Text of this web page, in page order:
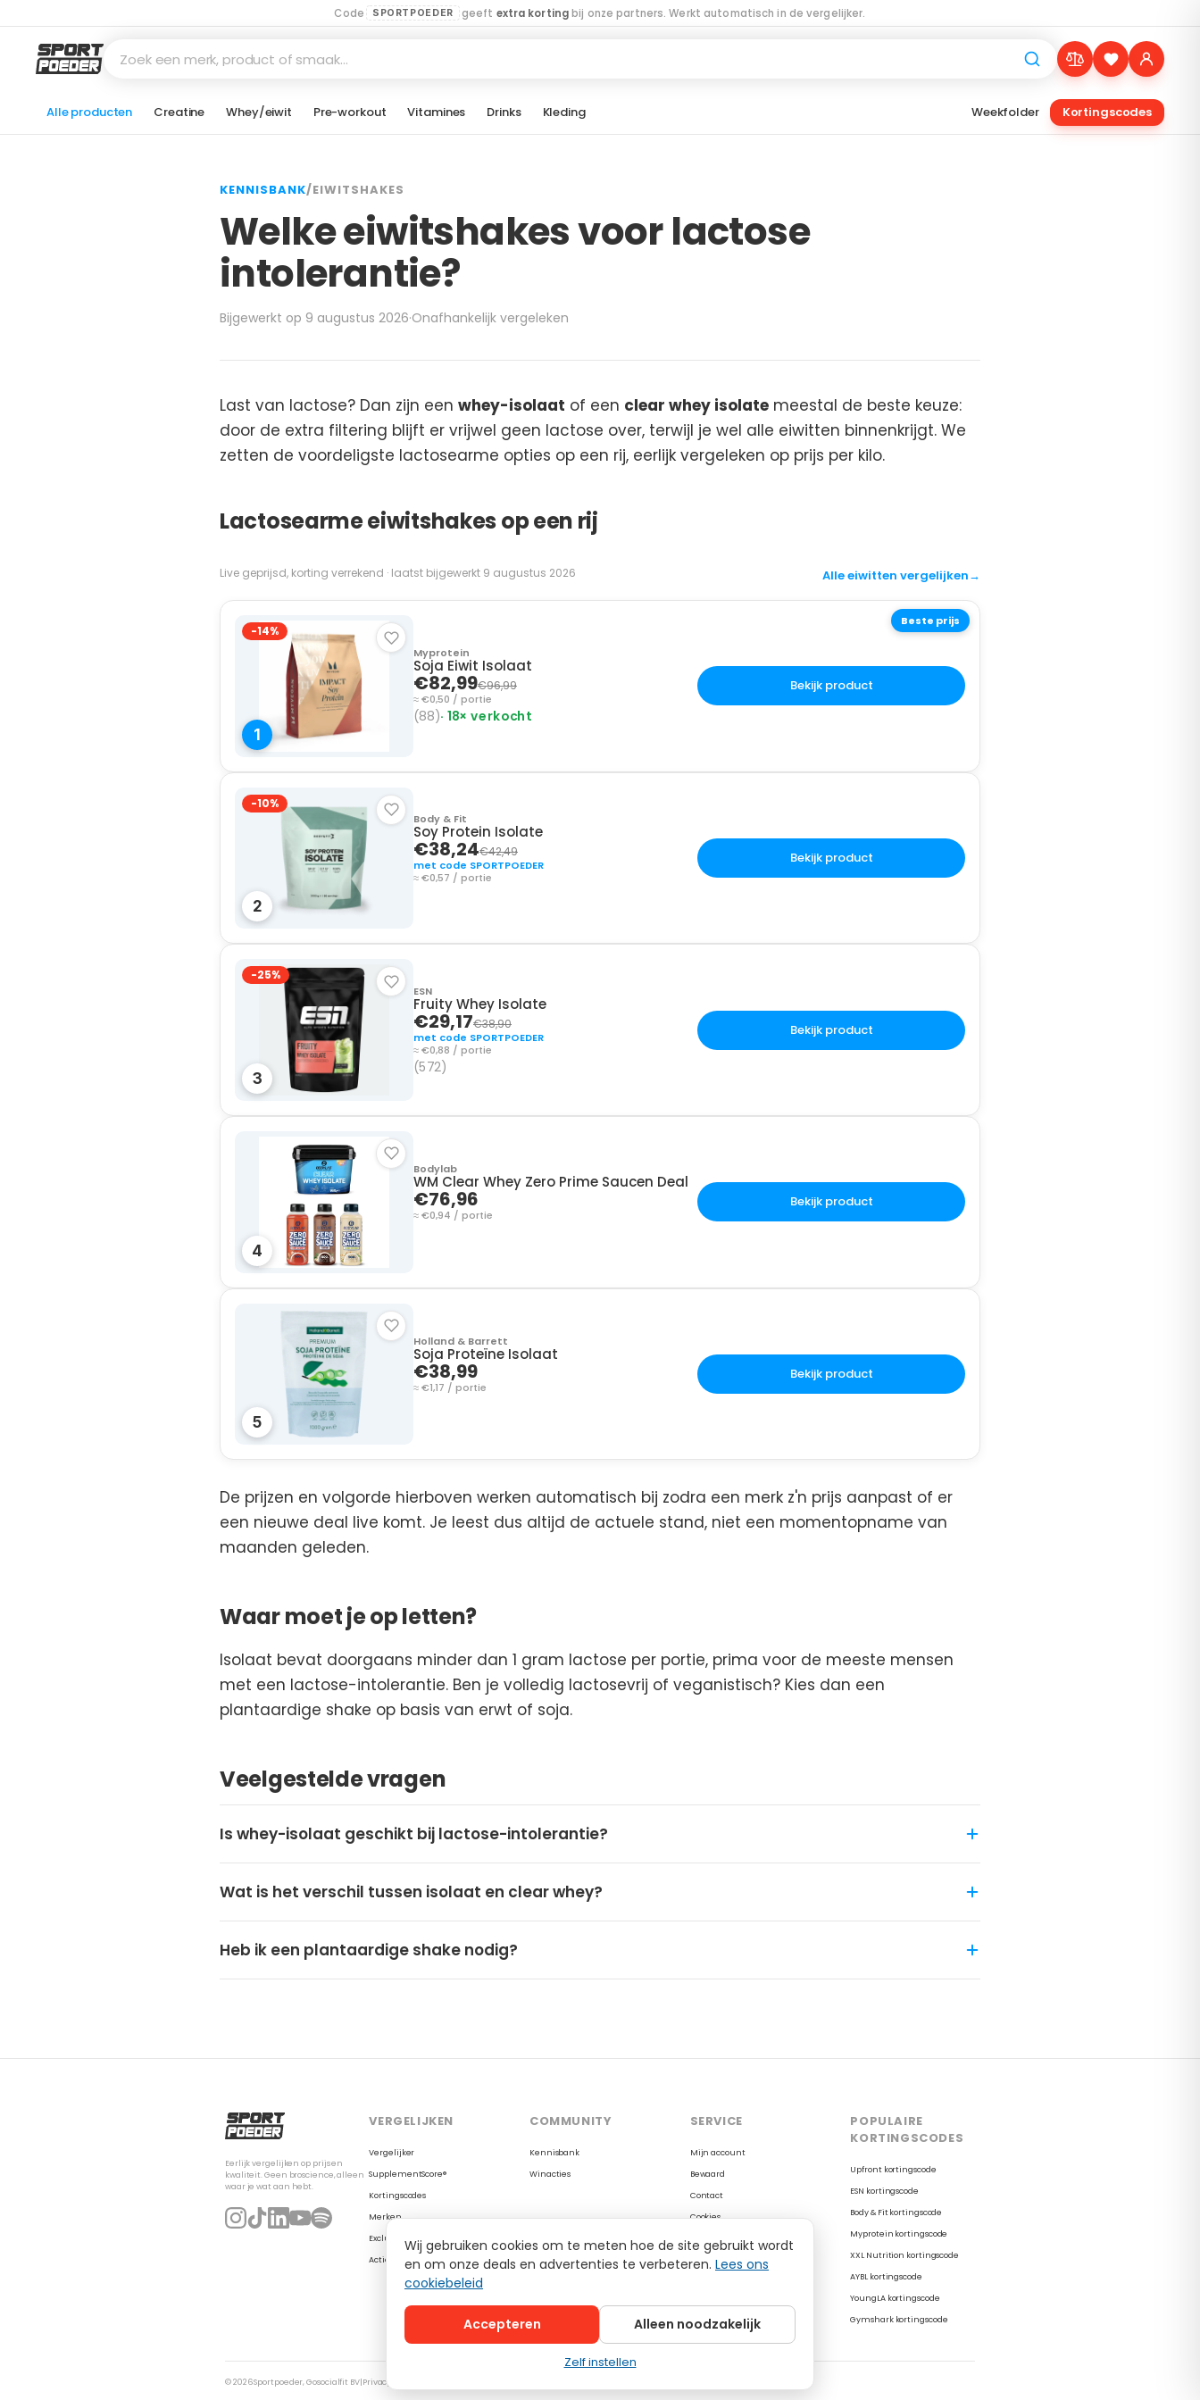
Code SPORTPOEDER geeft extra kortingbij onze partners. Werkt automatisch in de vergelijker.
Zoek een merk, product of smaak…
Alle producten Creatine Whey/eiwit Pre-workout Vitamines Drinks Kleding Weekfolder Kortingscodes
KENNISBANK/EIWITSHAKES
Welke eiwitshakes voor lactose
intolerantie?
Bijgewerkt op 9 augustus 2026·Onafhankelijk vergeleken
Last van lactose? Dan zijn een whey-isolaat of een clear whey isolate meestal de beste keuze:
door de extra filtering blijft er vrijwel geen lactose over, terwijl je wel alle eiwitten binnenkrijgt. We
zetten de voordeligste lactosearme opties op een rij, eerlijk vergeleken op prijs per kilo.
Lactosearme eiwitshakes op een rij
Live geprijsd, korting verrekend · laatst bijgewerkt 9 augustus 2026 Alle eiwitten vergelijken→
Beste prijs
-14%
1
Myprotein
Soja Eiwit Isolaat
(88)· 18× verkocht
€82,99€96,99
≈ €0,50 / portie
Bekijk product
-10%
2
Body & Fit
Soy Protein Isolate
€38,24€42,49
met code SPORTPOEDER
≈ €0,57 / portie
Bekijk product
-25%
3
ESN
Fruity Whey Isolate
(572)
€29,17€38,90
met code SPORTPOEDER
≈ €0,88 / portie
Bekijk product
4
Bodylab
WM Clear Whey Zero Prime Saucen Deal
€76,96
≈ €0,94 / portie
Bekijk product
5
Holland & Barrett
Soja Proteïne Isolaat
€38,99
≈ €1,17 / portie
Bekijk product
De prijzen en volgorde hierboven werken automatisch bij zodra een merk z'n prijs aanpast of er
een nieuwe deal live komt. Je leest dus altijd de actuele stand, niet een momentopname van
maanden geleden.
Waar moet je op letten?
Isolaat bevat doorgaans minder dan 1 gram lactose per portie, prima voor de meeste mensen
met een lactose-intolerantie. Ben je volledig lactosevrij of veganistisch? Kies dan een
plantaardige shake op basis van erwt of soja.
Veelgestelde vragen
Is whey-isolaat geschikt bij lactose-intolerantie?
Wat is het verschil tussen isolaat en clear whey?
Heb ik een plantaardige shake nodig?
Eerlijk vergelijken op prijs en
kwaliteit. Geen broscience, alleen
waar je wat aan hebt.
VERGELIJKEN
Vergelijker
SupplementScore®
Kortingscodes
Merken
Exclusieve deals
Actiefolder
COMMUNITY
Kennisbank
Winacties
SERVICE
Mijn account
Bewaard
Contact
Cookies
Reviews op Trustpilot
POPULAIRE
KORTINGSCODES
Upfront kortingscode
ESN kortingscode
Body & Fit kortingscode
Myprotein kortingscode
XXL Nutrition kortingscode
AYBL kortingscode
YoungLA kortingscode
Gymshark kortingscode
© 2026 Sportpoeder, Gosocialfit BV|Privacy & voorwaarden
Wij gebruiken cookies om te meten hoe de site gebruikt wordt
en om onze deals en advertenties te verbeteren. Lees ons
cookiebeleid
Accepteren Alleen noodzakelijk
Zelf instellen